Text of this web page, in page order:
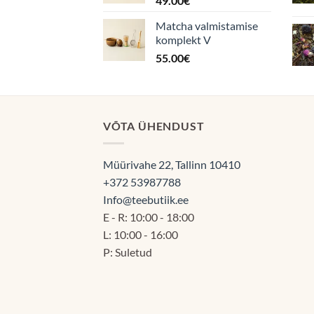
Matcha valmistamise
komplekt V
55.00€
VÕTA ÜHENDUST
Müürivahe 22, Tallinn 10410
+372 53987788
Info@teebutiik.ee
E - R: 10:00 - 18:00
L: 10:00 - 16:00
P: Suletud